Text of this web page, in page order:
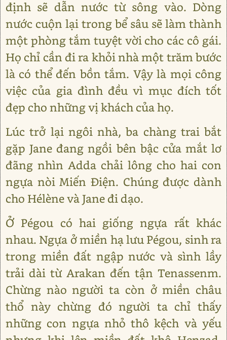
định sẽ dẫn nước từ sông vào. Dòng
nước cuộn lại trong bể sâu sẽ làm thành
một phòng tắm tuyệt vời cho các cô gái.
Họ chỉ cần đi ra khỏi nhà một trăm bước
là có thể đến bồn tắm. Vậy là mọi công
việc của gia đình đều vì mục đích tốt
đẹp cho những vị khách của họ.
Lúc trở lại ngôi nhà, ba chàng trai bắt
gặp Jane đang ngồi bên bậc cửa mắt lơ
đãng nhìn Adda chải lông cho hai con
ngựa nòi Miến Điện. Chúng được dành
cho Hélène và Jane đi dạo.
Ở Pégou có hai giống ngựa rất khác
nhau. Ngựa ở miền hạ lưu Pégou, sinh ra
trong miền đất ngập nước và sình lầy
trải dài từ Arakan đến tận Tenassenm.
Chừng nào người ta còn ở miền châu
thổ này chừng đó người ta chỉ thấy
những con ngựa nhỏ thô kệch và yếu